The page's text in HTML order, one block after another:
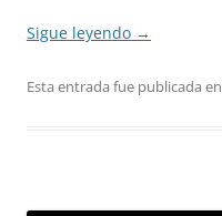
Sigue leyendo →
Esta entrada fue publicada en